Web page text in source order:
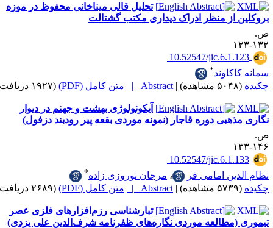
تحلیل قالی میناخانی محفوظ در موزه
از منظر ادراک دیداری مکتب گشتالت
10.52547/
|
Abstract | متن کامل (PDF) (۱۹۲۷ دریافت)
آیکونولوژی بهشت و جهنم در دیوار
دوره قاجار (نمونه موردی بقعه پیر رودبند دزفول)
10.52547/
امامی فر
، مرجان نوروزی زاده
|
Abstract | متن کامل (PDF) (۲۶۸۹ دریافت)
تبارشناسی‌ رزم‌افزارهای‌ فلزی‌ ‌عصر
‌موردی ‌نگاره‌های ‌ظفرنامه ‌شرف‌الدین علی ‌یزدی)